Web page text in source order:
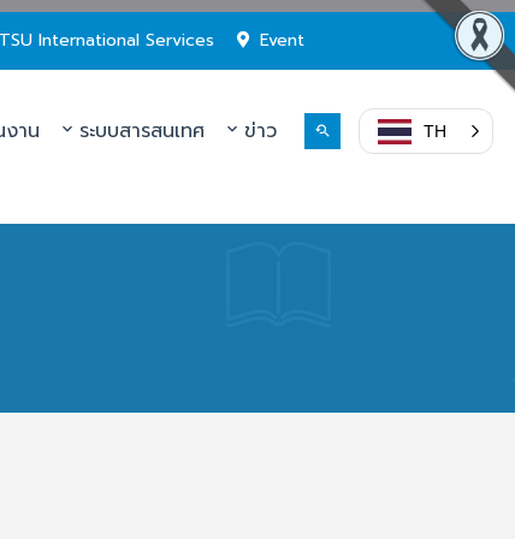
TSU International Services Event
าน ระบบสารสนเทศ ข่าว TH